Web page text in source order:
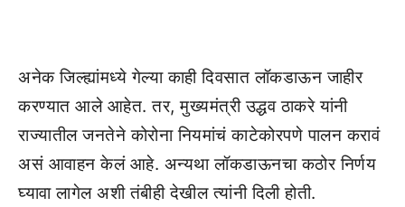
अनेक जिल्ह्यांमध्ये गेल्या काही दिवसात लॉकडाऊन जाहीर
करण्यात आले आहेत. तर, मुख्यमंत्री उद्धव ठाकरे यांनी
राज्यातील जनतेने कोरोना नियमांचं काटेकोरपणे पालन करावं
असं आवाहन केलं आहे. अन्यथा लॉकडाऊनचा कठोर निर्णय
घ्यावा लागेल अशी तंबीही देखील त्यांनी दिली होती.